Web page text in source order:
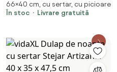
Artizanal 40 x 40 x 66 cm Lemn
compozit
66×40 cm, cu sertar, cu picioare
În stoc
Livrare gratuită